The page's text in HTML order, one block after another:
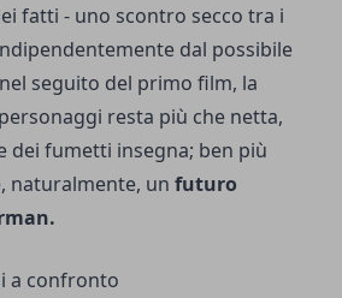
fatti - uno scontro secco tra i
dal possibile
nel seguito del primo film, la
resta più che netta,
dei fumetti insegna; ben più
naturalmente, un futuro
a confronto